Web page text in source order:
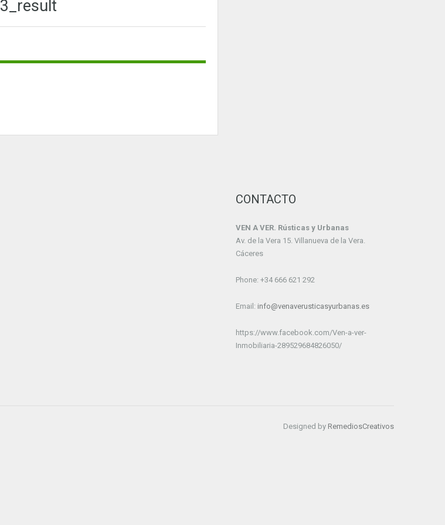
CONTACTO
VEN A VER. Rústicas y Urbanas
Av. de la Vera 15. Villanueva de la Vera.
Cáceres
Phone: +34 666 621 292
Email: info@venaverusticasyurbanas.es
https://www.facebook.com/Ven-a-ver-
Inmobiliaria-289529684826050/
Designed by RemediosCreativos